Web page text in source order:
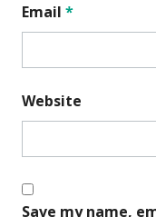
Email *
Website
Save my name,